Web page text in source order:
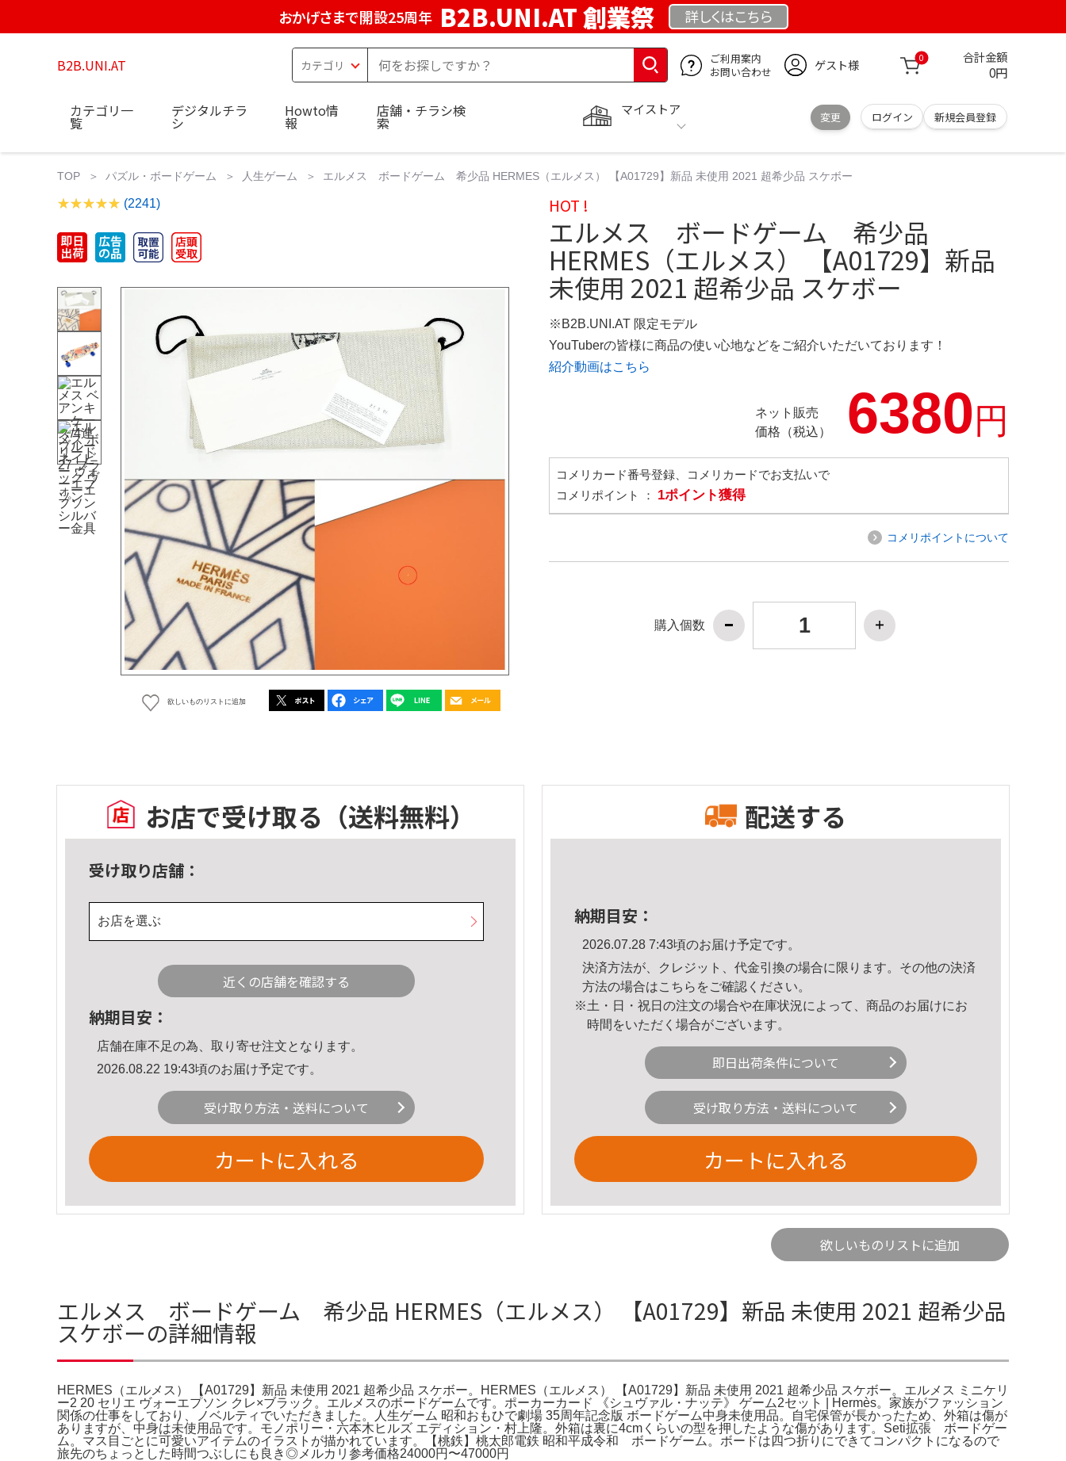
おかげさまで開設25周年 B2B.UNI.AT 創業祭 詳しくはこちら
B2B.UNI.AT
ご利用案内
お問い合わせ
ゲスト様 0 合計金額
0円
マイストア
変更 ログイン 新規会員登録
カテゴリ一
覧
デジタルチラ
シ
Howto情
報
店舗・チラシ検
索
TOP パズル・ボードゲーム 人生ゲーム エルメス ボードゲーム 希少品 HERMES（エルメス） 【A01729】新品 未使用 2021 超希少品 スケボー
(2241)
欲しいものリストに追加
HOT !
エルメス ボードゲーム 希少品
HERMES（エルメス） 【A01729】新品
未使用 2021 超希少品 スケボー
※B2B.UNI.AT 限定モデル
YouTuberの皆様に商品の使い心地などをご紹介いただいております！
紹介動画はこちら
ネット販売
価格（税込）
6380円
コメリカード番号登録、コメリカードでお支払いで
コメリポイント ： 1ポイント獲得
コメリポイントについて
購入個数
お店で受け取る （送料無料）
受け取り店舗：
お店を選ぶ
近くの店舗を確認する
納期目安：
店舗在庫不足の為、取り寄せ注文となります。
2026.08.22 19:43頃のお届け予定です。
受け取り方法・送料について
カートに入れる
配送する
納期目安：
2026.07.28 7:43頃のお届け予定です。
決済方法が、クレジット、代金引換の場合に限ります。その他の決済
方法の場合はこちら をご確認ください。
※土・日・祝日の注文の場合や在庫状況によって、商品のお届けにお
時間をいただく場合がございます。
即日出荷条件について
受け取り方法・送料について
カートに入れる
欲しいものリストに追加
エルメス ボードゲーム 希少品 HERMES（エルメス） 【A01729】新品 未使用 2021 超希少品
スケボーの詳細情報
HERMES（エルメス） 【A01729】新品 未使用 2021 超希少品 スケボー。HERMES（エルメス） 【A01729】新品 未使用 2021 超希少品 スケボー。エルメス ミニケリ
ー2 20 セリエ ヴォーエプソン クレ×ブラック。エルメスのボードゲームです。ポーカーカード 《シュヴァル・ナッテ》 ゲーム2セット | Hermès。家族がファッション
関係の仕事をしており、ノベルティでいただきました。人生ゲーム 昭和おもひで劇場 35周年記念版 ボードゲーム中身未使用品。自宅保管が長かったため、外箱は傷が
ありますが、中身は未使用品です。モノポリー・六本木ヒルズ エディション・村上隆。外箱は裏に4cmくらいの型を押したような傷があります。Seti拡張 ボードゲー
ム。マス目ごとに可愛いアイテムのイラストが描かれています。【桃鉄】桃太郎電鉄 昭和平成令和 ボードゲーム。ボードは四つ折りにできてコンパクトになるので
旅先のちょっとした時間つぶしにも良き◎メルカリ参考価格24000円〜47000円